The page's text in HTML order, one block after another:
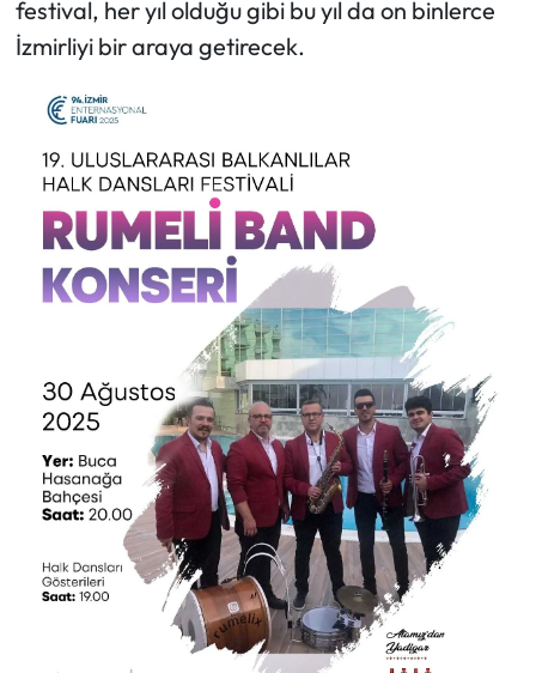
festival, her yıl olduğu gibi bu yıl da on binlerce
İzmirliyi bir araya getirecek.